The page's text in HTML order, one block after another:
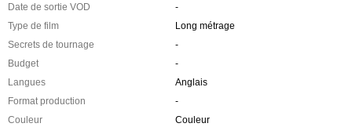
Date de sortie VOD
-
Type de film
Long métrage
Secrets de tournage
-
Budget
-
Langues
Anglais
Format production
-
Couleur
Couleur